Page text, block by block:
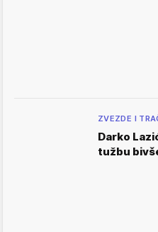
ZVEZDE I
Darko
tužbu